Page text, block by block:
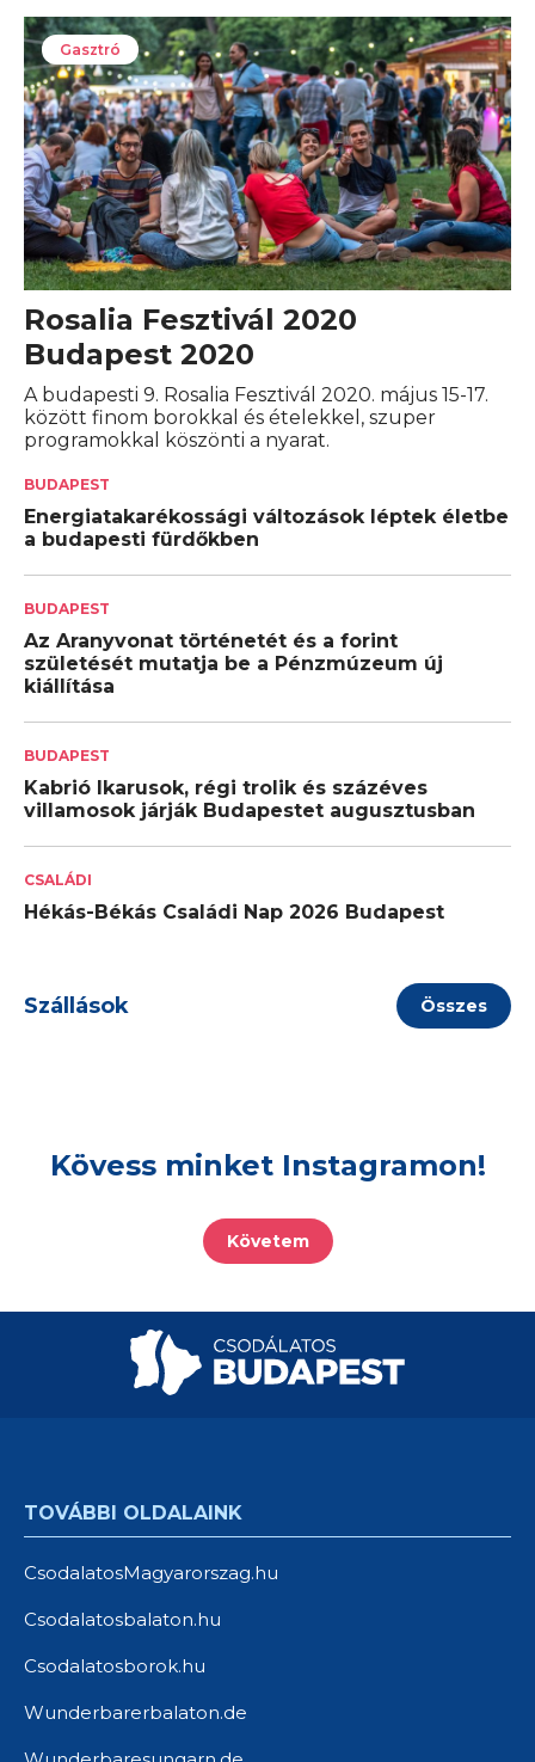
Gasztró
Rosalia Fesztivál 2020
Budapest 2020
A budapesti 9. Rosalia Fesztivál 2020. május 15-17.
között finom borokkal és ételekkel, szuper
programokkal köszönti a nyarat.
BUDAPEST
Energiatakarékossági változások léptek életbe
a budapesti fürdőkben
BUDAPEST
Az Aranyvonat történetét és a forint
születését mutatja be a Pénzmúzeum új
kiállítása
BUDAPEST
Kabrió Ikarusok, régi trolik és százéves
villamosok járják Budapestet augusztusban
CSALÁDI
Hékás-Békás Családi Nap 2026 Budapest
Szállások Összes
Kövess minket Instagramon!
Követem
TOVÁBBI OLDALAINK
CsodalatosMagyarorszag.hu
Csodalatosbalaton.hu
Csodalatosborok.hu
Wunderbarerbalaton.de